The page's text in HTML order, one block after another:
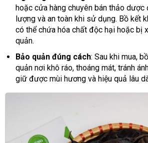
hoặc cửa hàng chuyên bán thảo
lượng và an toàn khi sử dụng. Bồ kết
có thể chứa hóa chất độc hại hoặc bị
quản.
Bảo quản đúng cách: Sau khi mua,
quản nơi khô ráo, thoáng mát, tránh
giữ được mùi hương và hiệu quả lâu